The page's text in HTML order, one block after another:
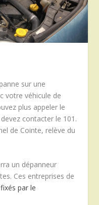
sur une
votre véhicule de
plus appeler le
contacter le 101.
de Cointe, relève du
un dépanneur
Ces entreprises de
par le